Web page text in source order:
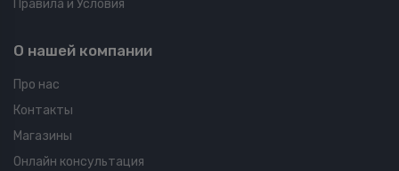
Правила и Условия
О нашей компании
Про нас
Контакты
Магазины
Онлайн консультация